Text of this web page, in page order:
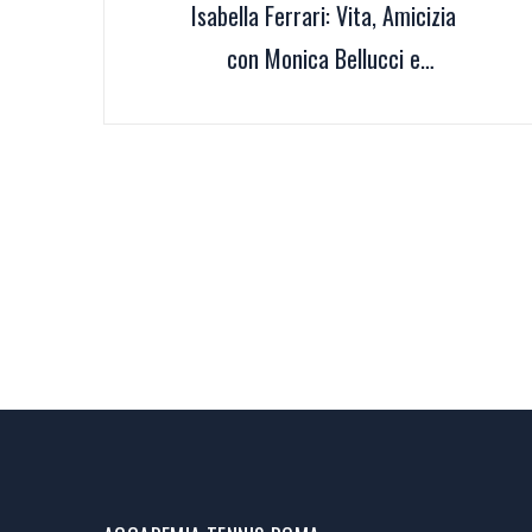
Isabella Ferrari: Vita, Amicizia
con Monica Bellucci e